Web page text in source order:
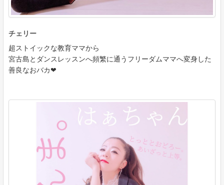
チェリー
超ストイックな教育ママから
宮古島とダンスレッスンへ頻繁に通うフリーダムママへ変身した
善良なおバカ❤︎